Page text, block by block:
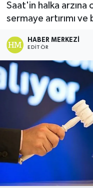
Saat'in halka arzına
sermaye artırımı
HABER MERKEZI
EDITÖR
Burhaniye
ÇEVRE
Dursunbey
Edremit
EĞİTİM
Son Dakika
Haber Arşivi